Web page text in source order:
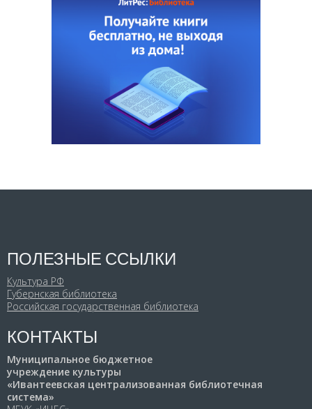
ПОЛЕЗНЫЕ ССЫЛКИ
Культура РФ
Губернская библиотека
Российская государственная библиотека
КОНТАКТЫ
Муниципальное бюджетное
учреждение культуры
«Ивантеевская централизованная библиотечная
система»